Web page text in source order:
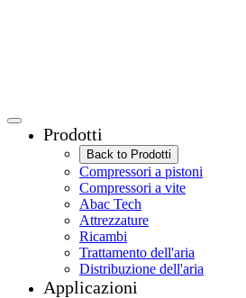
Prodotti
Back to Prodotti
Compressori a pistoni
Compressori a vite
Abac Tech
Attrezzature
Ricambi
Trattamento dell'aria
Distribuzione dell'aria
Applicazioni